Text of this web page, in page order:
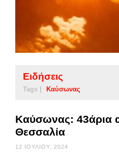
Ειδήσεις
Tags | Καύσωνας
Καύσωνας: 43άρια
Θεσσαλία
12 ΙΟΥΛΊΟΥ, 2024